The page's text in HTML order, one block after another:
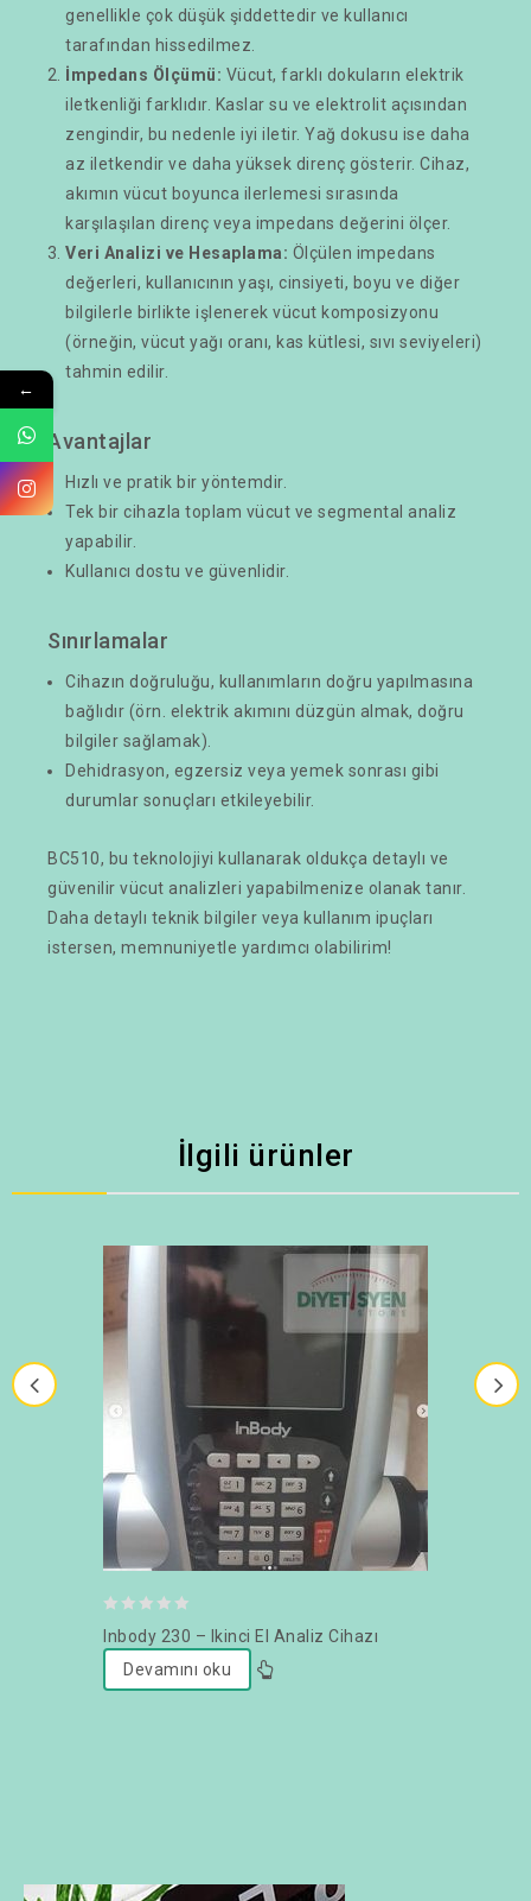
genellikle çok düşük şiddettedir ve kullanıcı
tarafından hissedilmez.
İmpedans Ölçümü: Vücut, farklı dokuların elektrik
iletkenliği farklıdır. Kaslar su ve elektrolit açısından
zengindir, bu nedenle iyi iletir. Yağ dokusu ise daha
az iletkendir ve daha yüksek direnç gösterir. Cihaz,
akımın vücut boyunca ilerlemesi sırasında
karşılaşılan direnç veya impedan­s değerini ölçer.
Veri Analizi ve Hesaplama: Ölçülen impedan­s
değerleri, kullanıcının yaşı, cinsiyeti, boyu ve diğer
bilgilerle birlikte işlenerek vücut komposizyonu
(örneğin, vücut yağı oranı, kas kütlesi, sıvı seviyeleri)
tahmin edilir.
Avantajlar
Hızlı ve pratik bir yöntemdir.
Tek bir cihazla toplam vücut ve segmental analiz
yapabilir.
Kullanıcı dostu ve güvenlidir.
Sınırlamalar
Cihazın doğruluğu, kullanımların doğru yapılmasına
bağlıdır (örn. elektrik akımını düzgün almak, doğru
bilgiler sağlamak).
Dehidrasyon, egzersiz veya yemek sonrası gibi
durumlar sonuçları etkileyebilir.
BC510, bu teknolojiyi kullanarak oldukça detaylı ve
güvenilir vücut analizleri yapabilmenize olanak tanır.
Daha detaylı teknik bilgiler veya kullanım ipuçları
istersen, memnuniyetle yardımcı olabilirim!
İlgili ürünler
out
of
Inbody 230 – Ikinci El Analiz Cihazı
Devamını oku
←